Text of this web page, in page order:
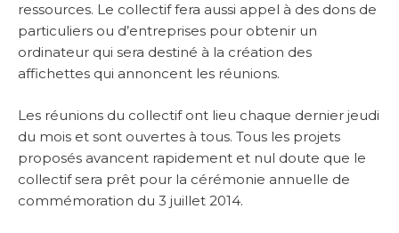
ressources. Le collectif fera aussi appel à des dons de
particuliers ou d’entreprises pour obtenir un
ordinateur qui sera destiné à la création des
affichettes qui annoncent les réunions.
Les réunions du collectif ont lieu chaque dernier jeudi
du mois et sont ouvertes à tous. Tous les projets
proposés avancent rapidement et nul doute que le
collectif sera prêt pour la cérémonie annuelle de
commémoration du 3 juillet 2014.